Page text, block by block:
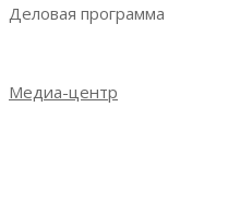
Деловая программа
Медиа-центр